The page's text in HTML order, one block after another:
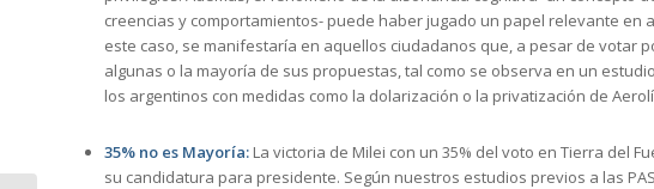
creencias y comportamientos- puede haber jugado un papel relevante en
este caso, se manifestaría en aquellos ciudadanos que, a pesar de votar
algunas o la mayoría de sus propuestas, tal como se observa en un
los argentinos con medidas como la dolarización o la privatización de
35% no es Mayoría: La victoria de Milei con un 35% del voto en Tierra del
su candidatura para presidente. Según nuestros estudios previos a las